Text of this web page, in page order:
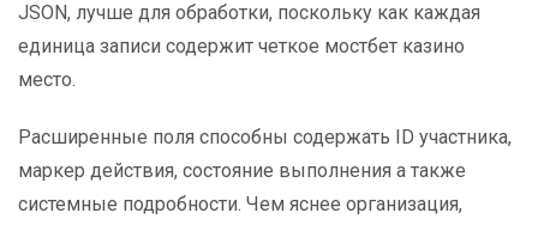
JSON, лучше для обработки, поскольку как каждая
единица записи содержит четкое мостбет казино
место.
Расширенные поля способны содержать ID участника,
маркер действия, состояние выполнения а также
системные подробности. Чем яснее организация,